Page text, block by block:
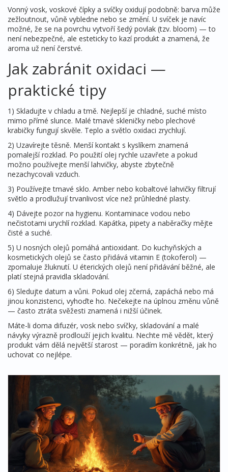
Vonný vosk, voskové čípky a svíčky oxidují podobně: barva může
zežloutnout, vůně vybledne nebo se změní. U svíček je navíc
možné, že se na povrchu vytvoří šedý povlak (tzv. bloom) — to
není nebezpečné, ale esteticky to kazí produkt a znamená, že
aroma už není čerstvé.
Jak zabránit oxidaci —
praktické tipy
1) Skladujte v chladu a tmě. Nejlepší je chladné, suché místo
mimo přímé slunce. Malé tmavé skleničky nebo plechové
krabičky fungují skvěle. Teplo a světlo oxidaci zrychlují.
2) Uzavírejte těsně. Menší kontakt s kyslíkem znamená
pomalejší rozklad. Po použití olej rychle uzavřete a pokud
možno používejte menší lahvičky, abyste zbytečně
nezachycovali vzduch.
3) Používejte tmavé sklo. Amber nebo kobaltové lahvičky filtrují
světlo a prodlužují trvanlivost více než průhledné plasty.
4) Dávejte pozor na hygienu. Kontaminace vodou nebo
nečistotami urychlí rozklad. Kapátka, pipety a naběračky mějte
čisté a suché.
5) U nosných olejů pomáhá antioxidant. Do kuchyňských a
kosmetických olejů se často přidává vitamin E (tokoferol) —
zpomaluje žluknutí. U éterických olejů není přidávání běžné, ale
platí stejná pravidla skladování.
6) Sledujte datum a vůni. Pokud olej zčerná, zapáchá nebo má
jinou konzistenci, vyhoďte ho. Nečekejte na úplnou změnu vůně
— často ztráta svěžesti znamená i nižší účinek.
Máte-li doma difuzér, vosk nebo svíčky, skladování a malé
návyky výrazně prodlouží jejich kvalitu. Nechte mě vědět, který
produkt vám dělá největší starost — poradím konkrétně, jak ho
uchovat co nejlépe.